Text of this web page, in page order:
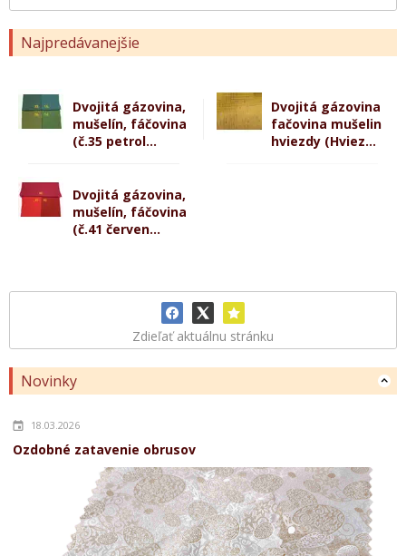
Najpredávanejšie
Dvojitá gázovina,
mušelín, fáčovina
(č.35 petrol...
Dvojitá gázovina
fačovina mušelin
hviezdy (Hviez...
Dvojitá gázovina,
mušelín, fáčovina
(č.41 červen...
Zdieľať aktuálnu stránku
Novinky
18.03.2026
Ozdobné zatavenie obrusov